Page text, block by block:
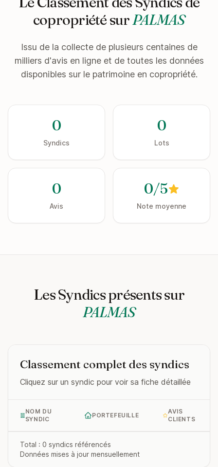
copropriété surPALMAS
Issu de la collecte de plusieurs centaines de
milliers d'avis en ligne et de toutes les données
disponibles sur le patrimoine en copropriété.
0
Syndics
0
Lots
0
Avis
0/5
Note moyenne
Les Syndics présents sur
PALMAS
Classement complet des syndics
Cliquez sur un syndic pour voir sa fiche détaillée
NOM DU
SYNDIC
PORTEFEUILLE
AVIS
CLIENTS
Total : 0 syndics référencés
Données mises à jour mensuellement